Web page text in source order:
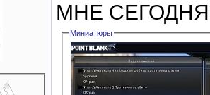
МНЕ
Миниатюры